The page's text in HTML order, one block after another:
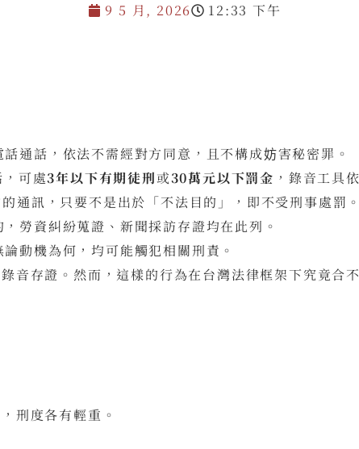
9 5 月, 2026 12:33 下午
通話，依法不需經對方同意，且不構成妨害秘密罪。
可處3年以下有期徒刑或30萬元以下罰金 ，錄音工具
通訊，只要不是出於「不法目的」，即不受刑事處罰。
勞資糾紛蒐證、新聞採訪存證均在此列。
動機為何，均可能觸犯相關刑責。
音存證。然而，這樣的行為在台灣法律框架下究竟合
刑度各有輕重。